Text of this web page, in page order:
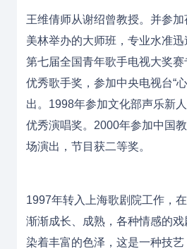
王维倩师从谢绍曾教授。并参
美林举办的大师班，专业水准
第七届全国青年歌手电视大奖
优秀歌手奖，参加中央电视台“
出。1998年参加文化部声乐新
优秀演唱奖。2000年参加中国
场演出，节目获二等奖。
1997年转入上海歌剧院工作，
渐渐成长、成熟，各种情感的
染着丰富的色泽，这是一种技